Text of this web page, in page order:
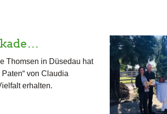
Thomsen in Düsedau hat
von Claudia
erhalten.